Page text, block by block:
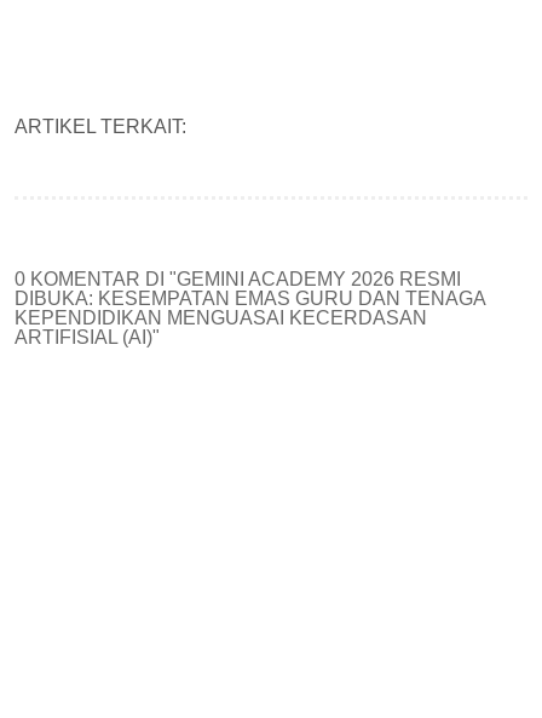
ARTIKEL TERKAIT:
0 KOMENTAR DI "GEMINI ACADEMY 2026 RESMI
DIBUKA: KESEMPATAN EMAS GURU DAN TENAGA
KEPENDIDIKAN MENGUASAI KECERDASAN
ARTIFISIAL (AI)"